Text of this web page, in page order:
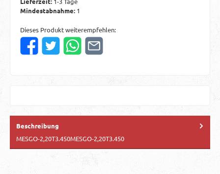
Mindestabnahme: 1
Dieses Produkt weiterempfehlen:
Beschreibung
MESGO-2,20T3.450MESGO-2,20T3.450